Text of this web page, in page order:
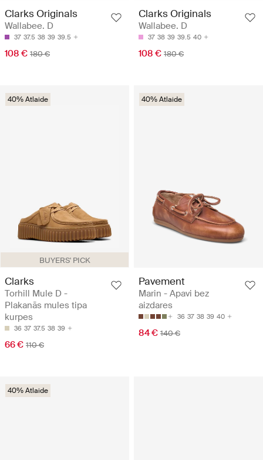
Clarks Originals
Wallabee. D
37 37.5 38 39 39.5
108 € 180 €
Clarks Originals
Wallabee. D
37 38 39 39.5 40
108 € 180 €
BUYERS' PICK
40% Atlaide
Clarks
Torhill Mule D -
Plakanās mules tipa
kurpes
36 37 37.5 38 39
66 € 110 €
40% Atlaide
Pavement
Marin - Apavi bez
aizdares
36 37 38 39 40
84 € 140 €
40% Atlaide